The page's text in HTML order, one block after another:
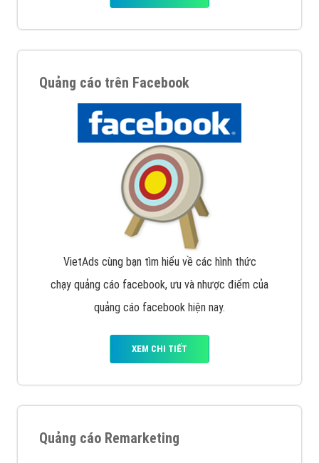
Quảng cáo trên Facebook
VietAds cùng bạn tìm hiểu về các hình thức
chạy quảng cáo facebook, ưu và nhược điểm của
quảng cáo facebook hiện nay.
XEM CHI TIẾT
Quảng cáo Remarketing